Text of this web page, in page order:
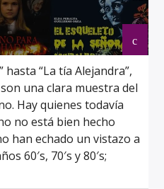
hasta “La tía Alejandra”,
una clara muestra del
Hay quienes todavía
no está bien hecho
han echado un vistazo a
60′s, 70′s y 80′s;